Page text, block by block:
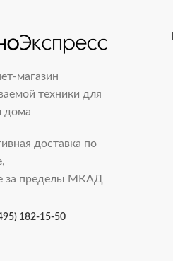
магазин
техники для
дома
доставка по
за пределы МКАД
182-15-50